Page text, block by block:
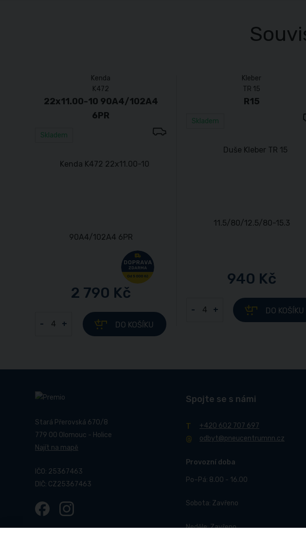
Kenda
K472
22x11.00-10 90A4/102A4
6PR
Skladem
2 790 Kč
- + DO KOŠÍKU
Kleber
TR 15
R15
Skladem
940 Kč
- + DO KOŠÍKU
Stará Přerovská 670/8
779 00 Olomouc - Holice
Najít na mapě
IČO: 25367463
DIČ: CZ25367463
Spojte se s námi
+420 602 707 697
odbyt@pneucentrumnn.cz
Provozní doba
Po–Pá: 8.00 - 16.00
Sobota: Zavřeno
Neděle: Zavřeno